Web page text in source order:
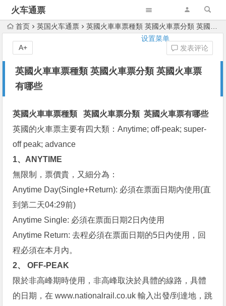
火车通票
设置菜单
首页 英国火车通票 英國火車車票種類 英國火車票分類 英國火車票有哪些
英國火車車票種類 英國火車票分類 英國火車票
有哪些
发表评论
A+
英國火車車票種類 英國火車票分類 英國火車票有哪些
英國的火車票主要有四大類：Anytime; off-peak; super-
off peak; advance
1、ANYTIME
無限制，票價貴，又細分為：
Anytime Day(Single+Return): 必須在票面日期內使用(直
到第二天04:29前)
Anytime Single: 必須在票面日期2日內使用
Anytime Return: 去程必須在票面日期的5日內使用，回
程必須在本月內。
2、 OFF-PEAK
限於非高峰期時使用，非高峰取決於具體的線路，具體
的日期，在 www.nationalrail.co.uk 輸入出發/到達地，跳